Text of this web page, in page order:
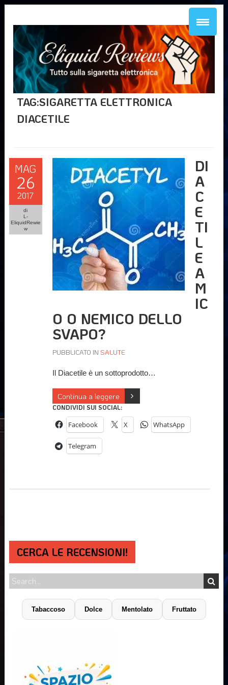
TAG:SIGARETTA ELETTRONICA
DIACETILE
MAG
26
2017
di
L-
EliquidRewie
w
DI
A
C
E
TI
L
E
A
M
IC
O O NEMICO DELLO
SVAPO?
PUBBLICATO IN SALUTE
Il Diacetile è un sottoprodotto…
Continua a leggere
CONDIVIDI SUI SOCIAL:
Facebook X WhatsApp
Telegram
CERCA LE RECENSIONI!
Tabaccoso Dolce Mentolato Fruttato